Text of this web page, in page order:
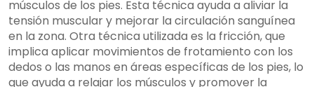
músculos de los pies. Esta técnica ayuda a aliviar la
tensión muscular y mejorar la circulación sanguínea
en la zona. Otra técnica utilizada es la fricción, que
implica aplicar movimientos de frotamiento con los
dedos o las manos en áreas específicas de los pies, lo
que ayuda a relajar los músculos y promover la